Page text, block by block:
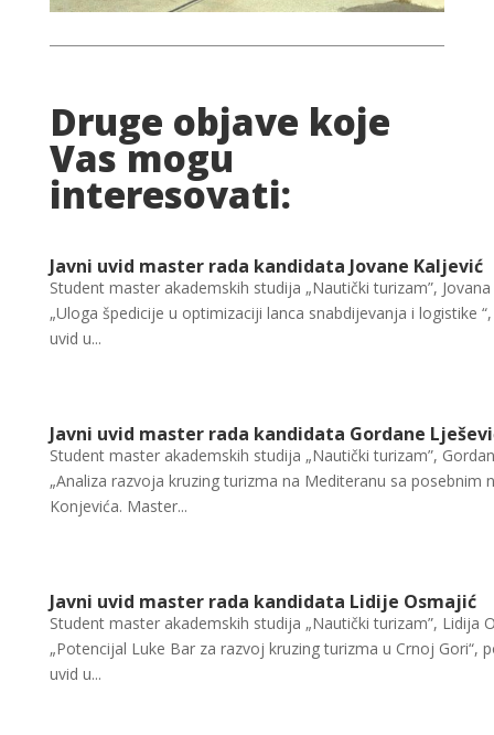
Druge objave koje
Vas mogu
interesovati:
Javni uvid master rada kandidata Jovane Kaljević
Student master akademskih studija „Nautički turizam”,
„Uloga špedicije u optimizaciji lanca snabdijevanja i
uvid u...
Javni uvid master rada kandidata Gordane
Student master akademskih studija „Nautički turizam”,
„Analiza razvoja kruzing turizma na Mediteranu sa
Konjevića. Master...
Javni uvid master rada kandidata Lidije Osmajić
Student master akademskih studija „Nautički turizam”,
„Potencijal Luke Bar za razvoj kruzing turizma u Crnoj
uvid u...